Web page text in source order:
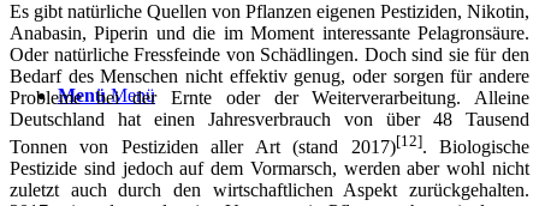
Menü Menü
Es gibt natürliche Quellen von Pflanzen eigenen Pestiziden, Nikotin,
Anabasin, Piperin und die im Moment interessante Pelagronsäure.
Oder natürliche Fressfeinde von Schädlingen. Doch sind sie für den
Bedarf des Menschen nicht effektiv genug, oder sorgen für andere
Probleme bei der Ernte oder der Weiterverarbeitung. Alleine
Deutschland hat einen Jahresverbrauch von über 48 Tausend
Tonnen von Pestiziden aller Art (stand 2017)[12]. Biologische
Pestizide sind jedoch auf dem Vormarsch, werden aber wohl nicht
zuletzt auch durch den wirtschaftlichen Aspekt zurückgehalten.